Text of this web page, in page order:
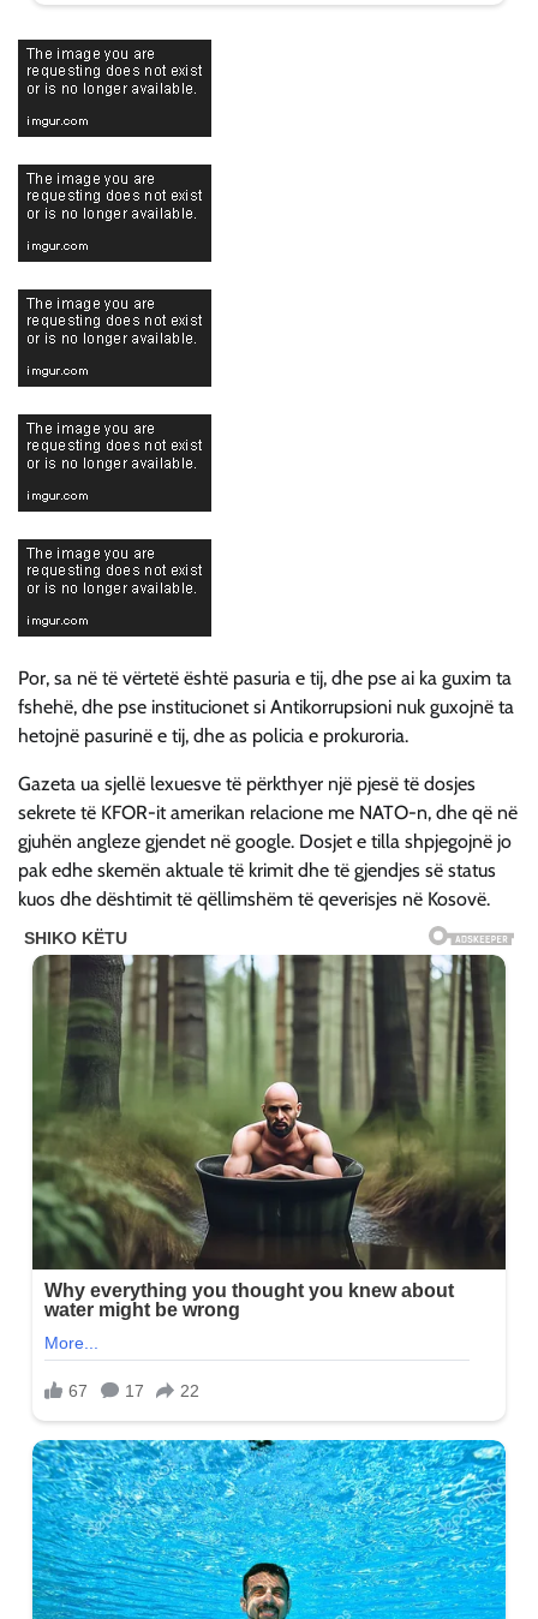
Por, sa në të vërtetë është pasuria e tij, dhe pse ai ka guxim ta
fshehë, dhe pse institucionet si Antikorrupsioni nuk guxojnë ta
hetojnë pasurinë e tij, dhe as policia e prokuroria.
Gazeta ua sjellë lexuesve të përkthyer një pjesë të dosjes
sekrete të KFOR-it amerikan relacione me NATO-n, dhe që në
gjuhën angleze gjendet në google. Dosjet e tilla shpjegojnë jo
pak edhe skemën aktuale të krimit dhe të gjendjes së status
kuos dhe dështimit të qëllimshëm të qeverisjes në Kosovë.